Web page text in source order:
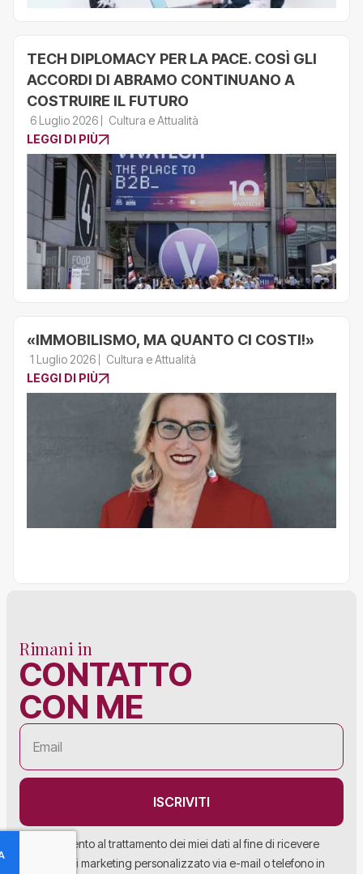
TECH DIPLOMACY PER LA PACE. COSÌ GLI
ACCORDI DI ABRAMO CONTINUANO A
COSTRUIRE IL FUTURO
6 Luglio 2026
Cultura e Attualità
LEGGI DI PIÙ
«IMMOBILISMO, MA QUANTO CI COSTI!»
1 Luglio 2026
Cultura e Attualità
LEGGI DI PIÙ
Rimani in
CONTATTO
CON ME
Acconsento al trattamento dei miei dati al fine di ricevere
materiale di marketing personalizzato via e-mail o telefono in
ISCRIVITI